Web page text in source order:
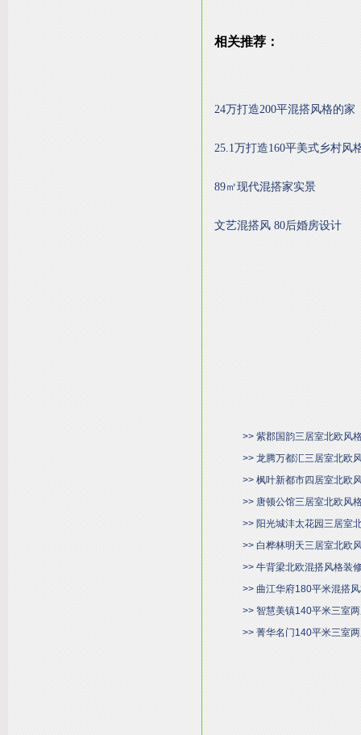
相关推荐：
24万打造200平混搭风格的家
25.1万打造160平美式乡村风
89㎡现代混搭家实景
文艺混搭风 80后婚房设计
>> 紫郡国韵三居室北欧风
>> 龙腾万都汇三居室北欧
>> 枫叶新都市四居室北欧
>> 唐顿公馆三居室北欧风
>> 阳光城沣太花园三居室
>> 白桦林明天三居室北欧
>> 牛背梁北欧混搭风格装
>> 曲江华府180平米混搭
>> 智慧美镇140平米三室
>> 菁华名门140平米三室